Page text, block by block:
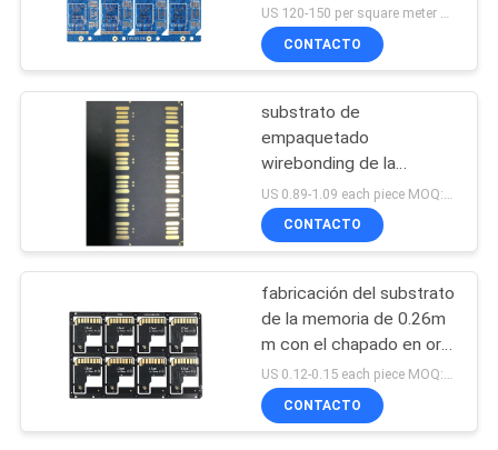
espesor
CONTACTO
substrato de
empaquetado
wirebonding de la
memoria con el chapado
en oro suave
CONTACTO
fabricación del substrato
de la memoria de 0.26m
m con el chapado en oro
suave
US 0.12-0.15 each piece MOQ:1000pieces
CONTACTO